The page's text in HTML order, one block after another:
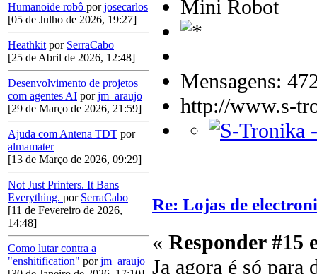
Humanoide robô porjosecarlos
[05 de Julho de 2026, 19:27]
Heathkit por SerraCabo
[25 de Abril de 2026, 12:48]
Desenvolvimento de projetos
com agentes AI porjm_araujo
[29 de Março de 2026, 21:59]
Ajuda com Antena TDT por
almamater
[13 de Março de 2026, 09:29]
Not Just Printers. It Bans
Everything. por SerraCabo
[11 de Fevereiro de 2026,
14:48]
Como lutar contra a
"enshitification" porjm_araujo
Mini Robot
Mensagens:
http://www.s-
Re: Lojas de
« Responder #15
Ja agora é só